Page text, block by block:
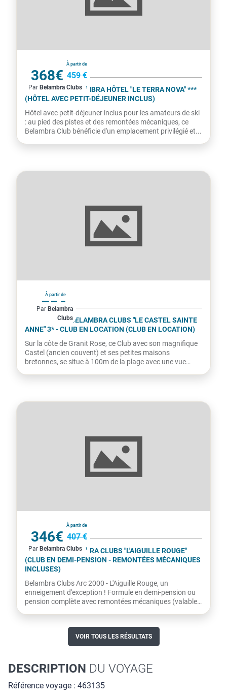
À partir de
368€ 459 €
par personne
Par Belambra Clubs
LA PLAGNE - BELAMBRA HÔTEL "LE TERRA NOVA" ***
(HÔTEL AVEC PETIT-DÉJEUNER INCLUS)
Hôtel avec petit-déjeuner inclus pour les amateurs de ski
: au pied des pistes et des remontées mécaniques, ce
Belambra Club bénéficie d'un emplacement privilégié et...
À partir de
75€
par hébergement
Par Belambra
Clubs
France
TRÉGASTEL - BELAMBRA CLUBS "LE CASTEL SAINTE
ANNE" 3* - CLUB EN LOCATION (CLUB EN LOCATION)
Sur la côte de Granit Rose, ce Club avec son magnifique
Castel (ancien couvent) et ses petites maisons
bretonnes, se situe à 100m de la plage avec une vue
À partir de
346€ 407 €
par personne
Par Belambra Clubs
ARC 2000 - BELAMBRA CLUBS "L'AIGUILLE ROUGE"
(CLUB EN DEMI-PENSION - REMONTÉES MÉCANIQUES
INCLUSES)
Belambra Clubs Arc 2000 - L'Aiguille Rouge, un
enneigement d'exception ! Formule en demi-pension ou
pension complète avec remontées mécaniques (valables
VOIR TOUS LES RÉSULTATS
DESCRIPTION DU VOYAGE
Référence voyage : 463135